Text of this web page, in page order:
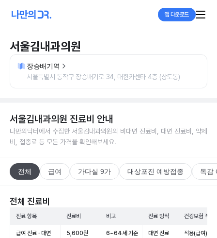
앱 다운로드
서울김내과의원
장승배기역
서울특별시 동작구 장승배기로 34, 대한카센타 4층 (상도동)
서울김내과의원 진료비 안내
나만의닥터에서 수집한 서울김내과의원의 비대면 진료비, 대면 진료비, 약제
비, 접종료 등 모든 가격을 확인해보세요.
전체 급여 가다실 9가 대상포진 예방접종 독감
전체 진료비
진료 항목 진료비 비고 진료 방식 건강보험 적용
급여 진료 · 대면 5,600원 6~64세 기준 대면 진료 적용(급여)